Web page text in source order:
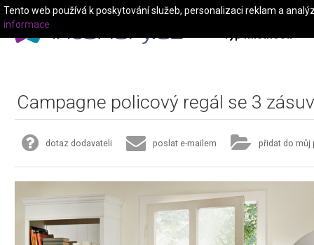
Typ místnosti
Campagne policový regál se 3
dotaz dodavateli poslat e-mailem přidat do můj
Tento web používá k poskytování služeb, personalizaci reklam a
informace